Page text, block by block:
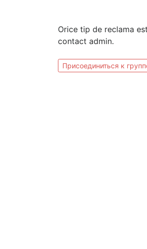
Orice tip de reclama
contact admin.
Присоединиться к